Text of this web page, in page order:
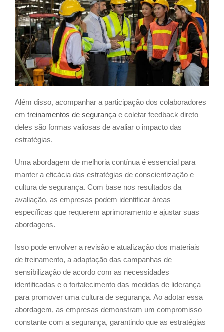
Além disso, acompanhar a participação dos colaboradores
em treinamentos de segurança e coletar feedback direto
deles são formas valiosas de avaliar o impacto das
estratégias.
Uma abordagem de melhoria contínua é essencial para
manter a eficácia das estratégias de conscientização e
cultura de segurança. Com base nos resultados da
avaliação, as empresas podem identificar áreas
específicas que requerem aprimoramento e ajustar suas
abordagens.
Isso pode envolver a revisão e atualização dos materiais
de treinamento, a adaptação das campanhas de
sensibilização de acordo com as necessidades
identificadas e o fortalecimento das medidas de liderança
para promover uma cultura de segurança. Ao adotar essa
abordagem, as empresas demonstram um compromisso
constante com a segurança, garantindo que as estratégias